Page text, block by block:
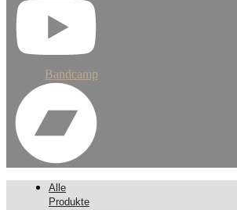
Bandcamp
Alle
Produkte